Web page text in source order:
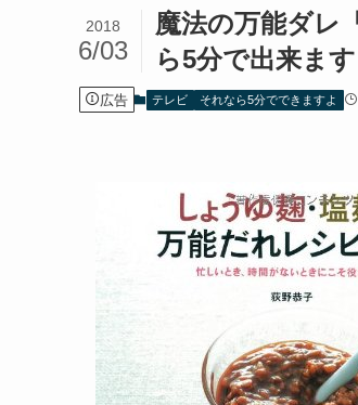
魔法の万能ダレ
ら5分で出来ま
2018
6/03
広告 テレビ それなら5分でできますよ